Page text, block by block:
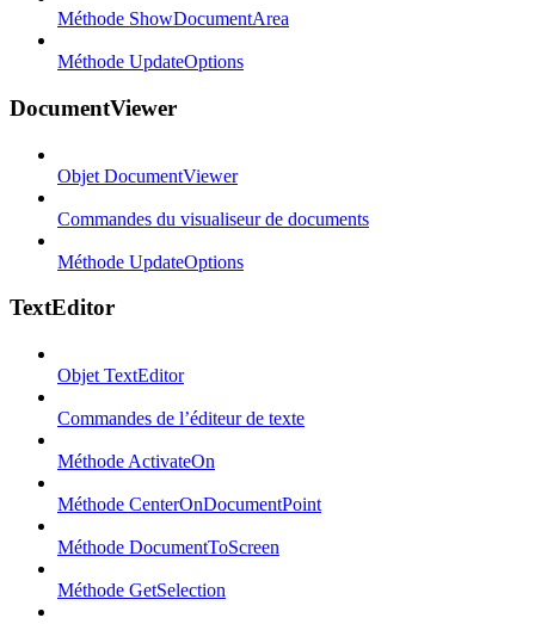
Méthode ShowDocumentArea
Méthode UpdateOptions
DocumentViewer
Objet DocumentViewer
Commandes du visualiseur de documents
Méthode UpdateOptions
TextEditor
Objet TextEditor
Commandes de l’éditeur de texte
Méthode ActivateOn
Méthode CenterOnDocumentPoint
Méthode DocumentToScreen
Méthode GetSelection